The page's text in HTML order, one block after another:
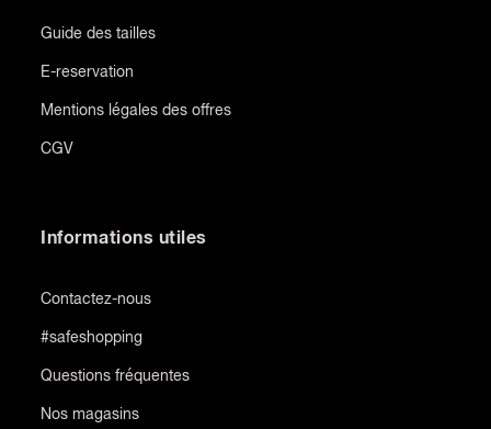
Guide des tailles
E-reservation
Mentions légales des offres
CGV
Informations utiles
Contactez-nous
#safeshopping
Questions fréquentes
Nos magasins